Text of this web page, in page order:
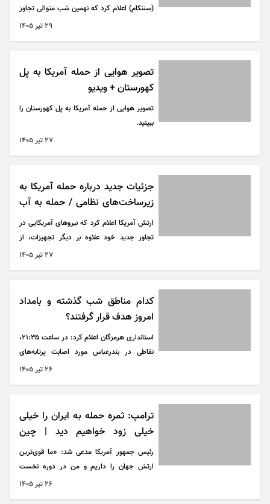
(سنتکام) اعلام کرد که نهمین شب متوالی تجاوز
نظامی خود به ایران را «با موفقیت» به پایان
۲۹ تير ۱۴۰۵
تصویر هوایی از حمله آمریکا به پل
کهورستان + ویدیو
تصویر هوایی از حمله آمریکا به پل کهورستان را
ببینید.
۲۷ تير ۱۴۰۵
جزئیات جدید درباره حمله آمریکا به
زیرساخت‌های نظامی / حمله به آب
شیرین کن و تاسیسات برق
ارتش آمریکا اعلام کرد که نیرو‌های آمریکایی در
تجاوز جدید خود علاوه بر دیگر تجهیزات، از
جنگنده‌ها، پهپاد‌ها و ناو‌های جنگی استفاده
۲۷ تير ۱۴۰۵
کدام مناطق شب گذشته و بامداد
امروز هدف قرار گرفتند؟
استانداری هرمزگان اعلام کرد: در ساعت ۲۱:۳۵،
نقاطی در بندرعباس مورد اصابت پرتابه‌های
۲۶ تير ۱۴۰۵
ترامپ: ثمره حمله به ایران را خیلی
خیلی زود خواهیم دید | چین
سیستم انتخاباتی ما را هک کرد
رئیس جمهور آمریکا مدعی شد: «ما قوی‌ترین
ارتش جهان را داریم و من در دوره نخست
ریاست‌جمهوری‌ام آن را ایجاد کردم، متاسفانه
۲۶ تير ۱۴۰۵